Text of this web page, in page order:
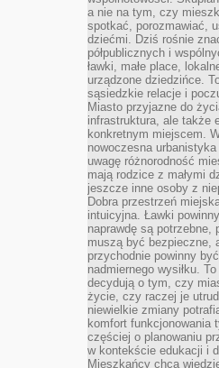
a nie na tym, czy
spotkać, porozmawiać,
dziećmi. Dziś rośnie
półpublicznych i
ławki, małe place,
urządzone dziedzińce.
sąsiedzkie relacje i
Miasto przyjazne do
infrastruktura, ale także
konkretnym miejscem.
nowoczesna
uwagę różnorodność
mają rodzice z małymi
jeszcze inne osoby z
Dobra przestrzeń
intuicyjna. Ławki
naprawdę są potrzebne,
muszą być bezpieczne,
przychodnie powinny
nadmiernego wysiłku.
decydują o tym, czy
życie, czy raczej je
niewielkie zmiany
komfort funkcjonowania
częściej o planowaniu
w kontekście edukacji i
Mieszkańcy chcą